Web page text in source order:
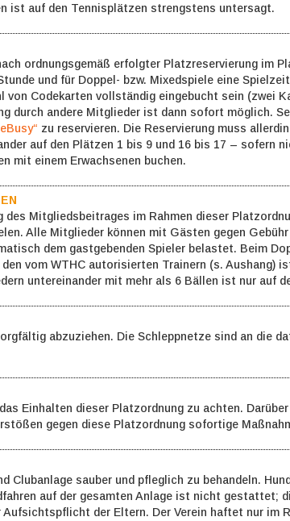
ist auf den Tennisplätzen strengstens untersagt.
ordnungsgemäß erfolgter Platzreservierung im
und für Doppel- bzw. Mixedspiele eine
von Codekarten vollständig eingebucht sein (zwei
durch andere Mitglieder ist dann sofort möglich.
zu reservieren. Die Reservierung muss
auf den Plätzen 1 bis 9 und 16 bis 17 –
mit einem Erwachsenen buchen.
des Mitgliedsbeitrages im Rahmen dieser
Alle Mitglieder können mit Gästen gegen
dem gastgebenden Spieler belastet. Beim
vom WTHC autorisierten Trainern (s. Aushang)
untereinander mit mehr als 6 Bällen ist nur auf
abzuziehen. Die Schleppnetze sind an die
Einhalten dieser Platzordnung zu achten.
gegen diese Platzordnung sofortige
Clubanlage sauber und pfleglich zu behandeln.
auf der gesamten Anlage ist nicht gestattet;
der Eltern. Der Verein haftet nur im